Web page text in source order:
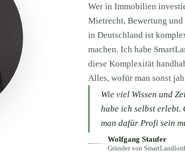
Wer in Immobilien
Mietrecht, Bewertung
in Deutschland ist
machen. Ich habe
diese Komplexität
Alles, wofür man sonst
Wie viel Wissen und
habe ich selbst erlebt.
man dafür Profi sein
Wolfgang Staufer
Gründer von